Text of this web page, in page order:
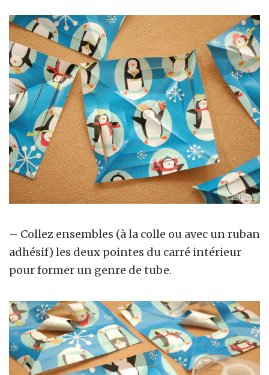
– Collez ensembles (à la colle ou avec un ruban
adhésif) les deux pointes du carré intérieur
pour former un genre de tube.